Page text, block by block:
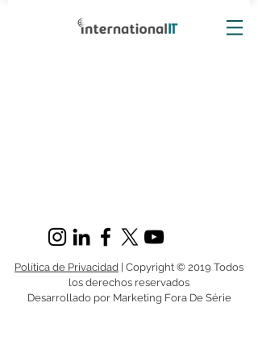
Política de Privacidad | Copyright © 2019 Todos
los derechos reservados
Desarrollado por Marketing Fora De Série